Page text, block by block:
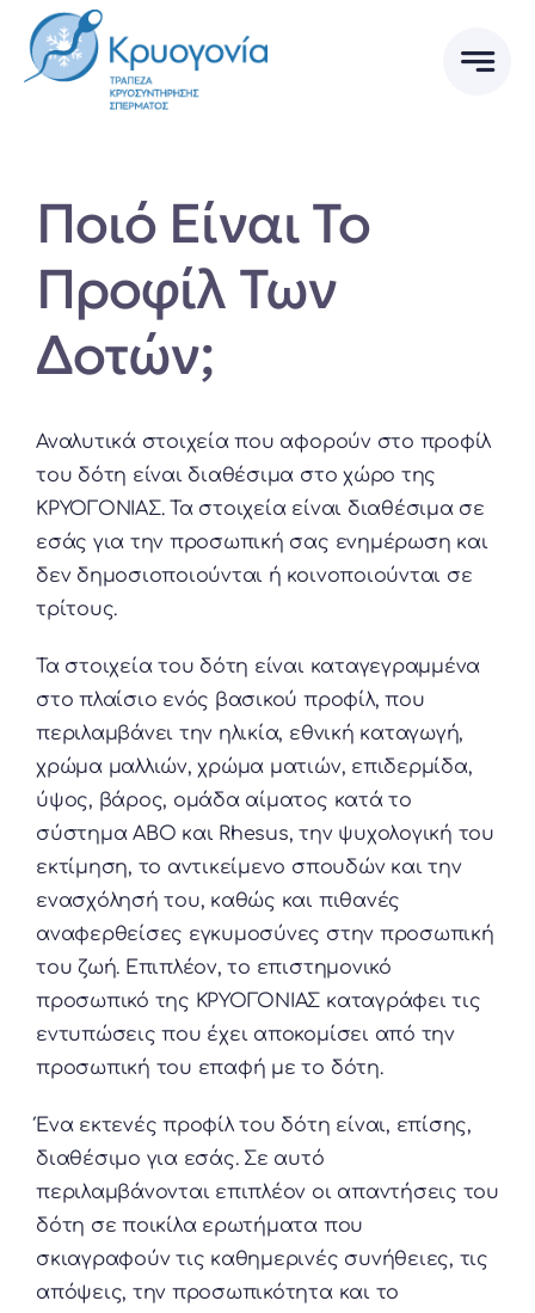
Skip
content
Ποιό Είναι Το
Προφίλ Των
Δοτών;
Αναλυτικά στοιχεία που αφορούν στο προφίλ
του δότη είναι διαθέσιμα στο χώρο της
ΚΡΥΟΓΟΝΙΑΣ. Τα στοιχεία είναι διαθέσιμα σε
εσάς για την προσωπική σας ενημέρωση και
δεν δημοσιοποιούνται ή κοινοποιούνται σε
τρίτους.
Τα στοιχεία του δότη είναι καταγεγραμμένα
στο πλαίσιο ενός βασικού προφίλ, που
περιλαμβάνει την ηλικία, εθνική καταγωγή,
χρώμα μαλλιών, χρώμα ματιών, επιδερμίδα,
ύψος, βάρος, ομάδα αίματος κατά το
σύστημα ΑΒΟ και Rhesus, την ψυχολογική του
εκτίμηση, το αντικείμενο σπουδών και την
ενασχόλησή του, καθώς και πιθανές
αναφερθείσες εγκυμοσύνες στην προσωπική
του ζωή. Επιπλέον, το επιστημονικό
προσωπικό της ΚΡΥΟΓΟΝΙΑΣ καταγράφει τις
εντυπώσεις που έχει αποκομίσει από την
προσωπική του επαφή με το δότη.
Ένα εκτενές προφίλ του δότη είναι, επίσης,
διαθέσιμο για εσάς. Σε αυτό
περιλαμβάνονται επιπλέον οι απαντήσεις του
δότη σε ποικίλα ερωτήματα που
σκιαγραφούν τις καθημερινές συνήθειες, τις
απόψεις, την προσωπικότητα και το